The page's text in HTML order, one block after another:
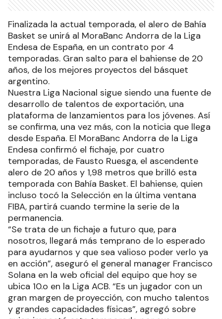
Finalizada la actual temporada, el alero de Bahía
Basket se unirá al MoraBanc Andorra de la Liga
Endesa de España, en un contrato por 4
temporadas. Gran salto para el bahiense de 20
años, de los mejores proyectos del básquet
argentino.
Nuestra Liga Nacional sigue siendo una fuente de
desarrollo de talentos de exportación, una
plataforma de lanzamientos para los jóvenes. Así
se confirma, una vez más, con la noticia que llega
desde España. El MoraBanc Andorra de la Liga
Endesa confirmó el fichaje, por cuatro
temporadas, de Fausto Ruesga, el ascendente
alero de 20 años y 1,98 metros que brilló esta
temporada con Bahía Basket. El bahiense, quien
incluso tocó la Selección en la última ventana
FIBA, partirá cuando termine la serie de la
permanencia.
“Se trata de un fichaje a futuro que, para
nosotros, llegará más temprano de lo esperado
para ayudarnos y que sea valioso poder verlo ya
en acción”, aseguró el general manager Francisco
Solana en la web oficial del equipo que hoy se
ubica 10.o en la Liga ACB. “Es un jugador con un
gran margen de proyección, con mucho talentos
y grandes capacidades físicas”, agregó sobre